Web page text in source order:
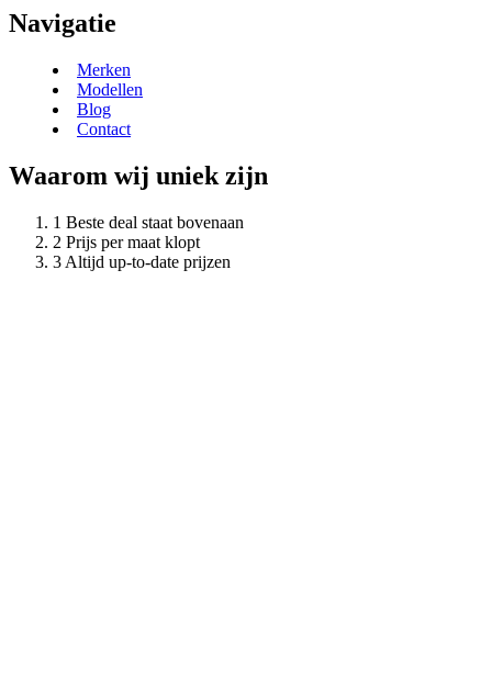
Navigatie
Merken
Modellen
Blog
Contact
Waarom wij uniek zijn
Beste deal staat bovenaan
Prijs per maat klopt
Altijd up-to-date prijzen